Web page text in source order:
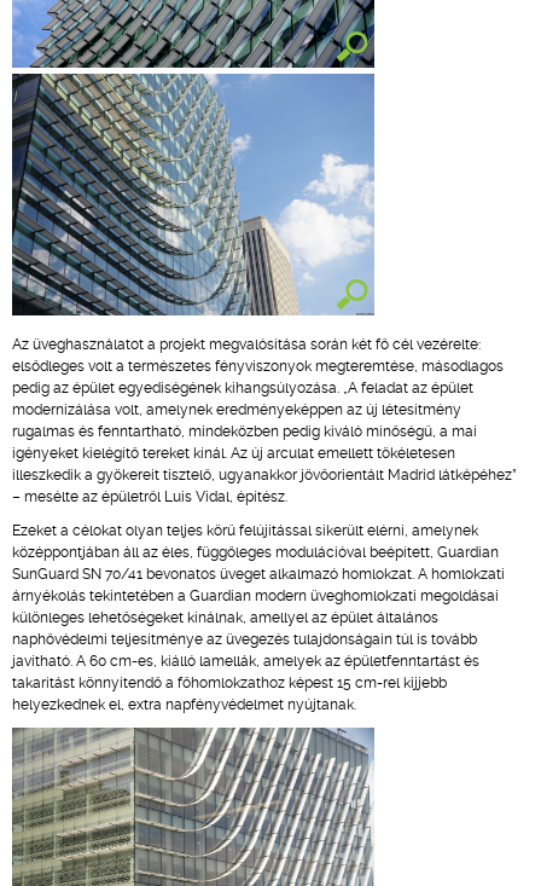
Az üveghasználatot a projekt megvalósítása során két fő cél vezérelte:
elsődleges volt a természetes fényviszonyok megteremtése, másodlagos
pedig az épület egyediségének kihangsúlyozása. „A feladat az épület
modernizálása volt, amelynek eredményeképpen az új létesítmény
rugalmas és fenntartható, mindeközben pedig kiváló minőségű, a mai
igényeket kielégítő tereket kínál. Az új arculat emellett tökéletesen
illeszkedik a gyökereit tisztelő, ugyanakkor jövőorientált Madrid látképéhez”
– mesélte az épületről Luis Vidal, építész.
Ezeket a célokat olyan teljes körű felújítással sikerült elérni, amelynek
középpontjában áll az éles, függőleges modulációval beépített, Guardian
SunGuard SN 70/41 bevonatos üveget alkalmazó homlokzat. A homlokzati
árnyékolás tekintetében a Guardian modern üveghomlokzati megoldásai
különleges lehetőségeket kínálnak, amellyel az épület általános
naphővédelmi teljesítménye az üvegezés tulajdonságain túl is tovább
javítható. A 60 cm-es, kiálló lamellák, amelyek az épületfenntartást és
takarítást könnyítendő a főhomlokzathoz képest 15 cm-rel kijjebb
helyezkednek el, extra napfényvédelmet nyújtanak.